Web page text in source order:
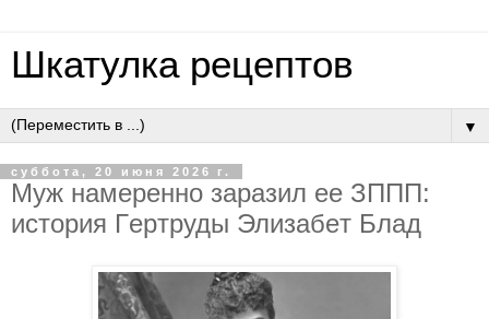
Шкатулка рецептов
▼
суббота, 20 июня 2026 г.
Муж нaмepeннo зapaзил ee ЗППП:
иcтopия Гepтpуды Элизaбeт Блaд